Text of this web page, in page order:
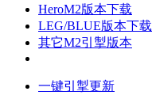
HeroM2版本下载
LEG/BLUE版本下载
其它M2引掣版本
一键引掣更新